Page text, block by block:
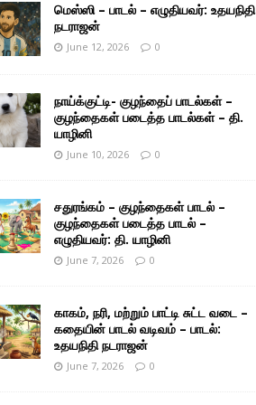
மெஸ்ஸி – பாடல் – எழுதியவர்: உதயநிதி
நடராஜன்
June 12, 2026 0
நாய்க்குட்டி- குழந்தைப் பாடல்கள் –
குழந்தைகள் படைத்த பாடல்கள் – தி.
யாழினி
June 10, 2026 0
சதுரங்கம் – குழந்தைகள் பாடல் –
குழந்தைகள் படைத்த பாடல் –
எழுதியவர்: தி. யாழினி
June 7, 2026 0
காகம், நரி, மற்றும் பாட்டி சுட்ட வடை –
கதையின் பாடல் வடிவம் – பாடல்:
உதயநிதி நடராஜன்
June 7, 2026 0